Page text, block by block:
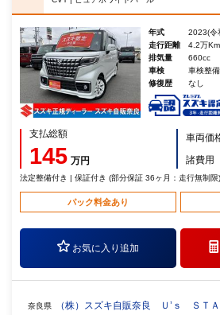
年式
2023(令
走行距離
4.2万Km
排気量
660cc
車検
車検整
修復歴
なし
支払総額
145 万円
車両価
諸費用
法定整備付き | 保証付き (部分保証 36ヶ月：走行無制限)
パック料金あり
お気に入り追加
奈良県 （株）スズキ自販奈良 Ｕ’ｓ ＳＴ